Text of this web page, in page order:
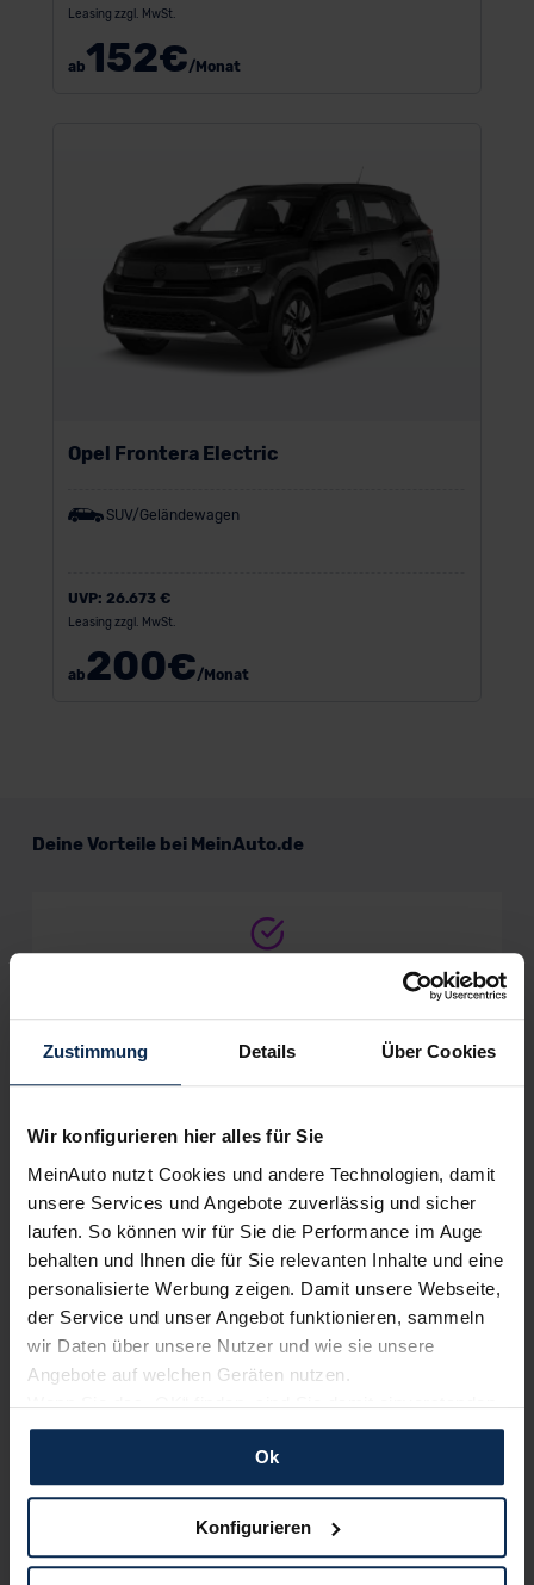
Zustimmung Details Über Cookies
Wir konfigurieren hier alles für Sie
MeinAuto nutzt Cookies und andere Technologien, damit
unsere Services und Angebote zuverlässig und sicher
laufen. So können wir für Sie die Performance im Auge
behalten und Ihnen die für Sie relevanten Inhalte und eine
personalisierte Werbung zeigen. Damit unsere Webseite,
der Service und unser Angebot funktionieren, sammeln
wir Daten über unsere Nutzer und wie sie unsere
Angebote auf welchen Geräten nutzen.
Wenn Sie das „OK“ finden, sind Sie damit einverstanden
und erlauben uns Cookies für unseren Service zu
verwenden und diese Daten an Dritte weiterzugeben,
etwa an unsere Marketingpartner. Falls Sie dem nicht
zustimmen möchten, beschränken wir uns auf die
dann nicht auf Sie zuschneiden und Sie somit nicht
Ok
Konfigurieren
Leasing zzgl. MwSt.
ab152€/Monat
Opel Frontera Electric
SUV/Geländewagen
UVP: 26.673 €
Leasing zzgl. MwSt.
ab200€/Monat
Deine Vorteile bei MeinAuto.de
vom Vertragshändler vor Ort
Alle Zahlungsarten: Barkauf, Finanzierung, Leasing
Keine Kosten:Unser Service ist für dich 100%
Wir sind stolz auf eine hohe